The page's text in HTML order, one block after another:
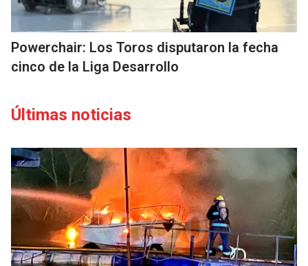
Powerchair: Los Toros disputaron la fecha
cinco de la Liga Desarrollo
Últimas noticias